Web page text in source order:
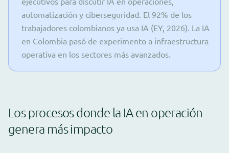
automatización y ciberseguridad. El 92% de los
trabajadores colombianos ya usa IA (EY, 2026). La IA
en Colombia pasó de experimento a infraestructura
operativa en los sectores más avanzados.
Los procesos donde la IA en operación
genera más impacto